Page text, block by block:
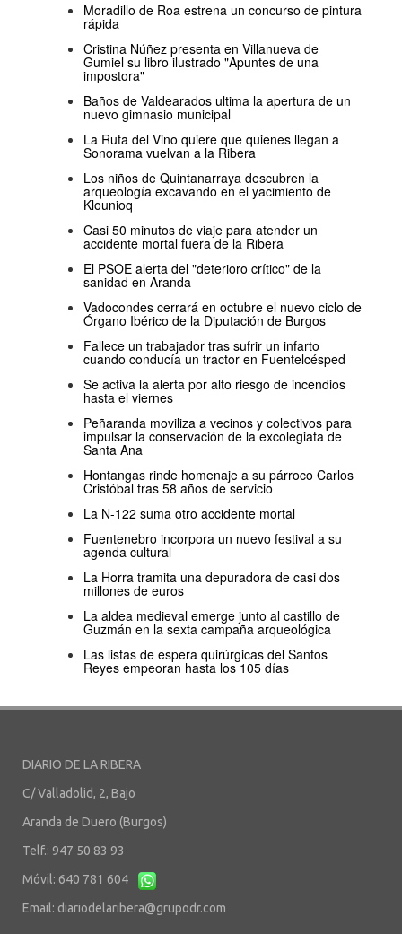
Moradillo de Roa estrena un concurso de pintura
rápida
Cristina Núñez presenta en Villanueva de
Gumiel su libro ilustrado "Apuntes de una
impostora"
Baños de Valdearados ultima la apertura de un
nuevo gimnasio municipal
La Ruta del Vino quiere que quienes llegan a
Sonorama vuelvan a la Ribera
Los niños de Quintanarraya descubren la
arqueología excavando en el yacimiento de
Klounioq
Casi 50 minutos de viaje para atender un
accidente mortal fuera de la Ribera
El PSOE alerta del "deterioro crítico" de la
sanidad en Aranda
Vadocondes cerrará en octubre el nuevo ciclo de
Órgano Ibérico de la Diputación de Burgos
Fallece un trabajador tras sufrir un infarto
cuando conducía un tractor en Fuentelcésped
Se activa la alerta por alto riesgo de incendios
hasta el viernes
Peñaranda moviliza a vecinos y colectivos para
impulsar la conservación de la excolegiata de
Santa Ana
Hontangas rinde homenaje a su párroco Carlos
Cristóbal tras 58 años de servicio
La N-122 suma otro accidente mortal
Fuentenebro incorpora un nuevo festival a su
agenda cultural
La Horra tramita una depuradora de casi dos
millones de euros
La aldea medieval emerge junto al castillo de
Guzmán en la sexta campaña arqueológica
Las listas de espera quirúrgicas del Santos
Reyes empeoran hasta los 105 días
DIARIO DE LA RIBERA
C/ Valladolid, 2, Bajo
Aranda de Duero (Burgos)
Telf.: 947 50 83 93
Móvil: 640 781 604
Email: diariodelaribera@grupodr.com